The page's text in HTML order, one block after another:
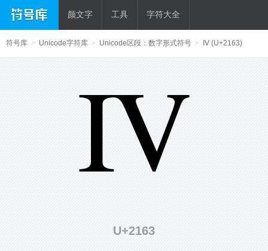
颜文字 工具 字符大全
符号库 > Unicode字符库 > Unicode区段：数字形式符号 > Ⅳ (U+2163)
Ⅳ
U+2163